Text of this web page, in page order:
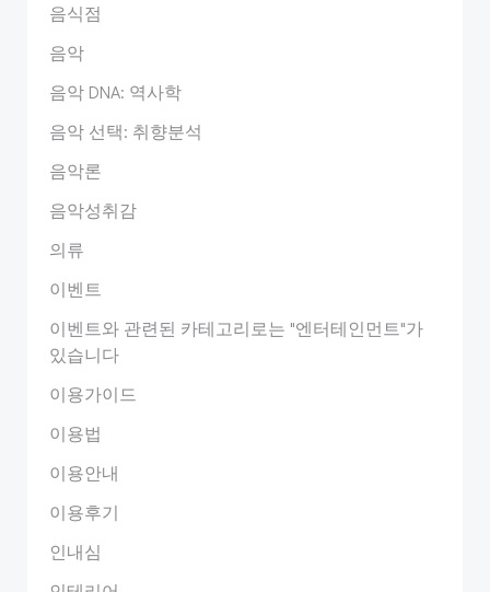
음식점
음악
음악 DNA: 역사학
음악 선택: 취향분석
음악론
음악성취감
의류
이벤트
이벤트와 관련된 카테고리로는 "엔터테인먼트"가
있습니다
이용가이드
이용법
이용안내
이용후기
인내심